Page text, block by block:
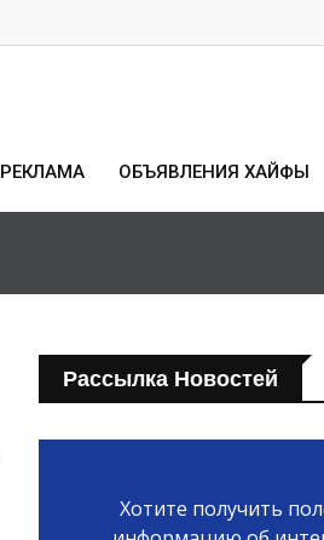
РЕКЛАМА ОБЪЯВЛЕНИЯ ХАЙФЫ
Рассылка Новостей
Хотите получить